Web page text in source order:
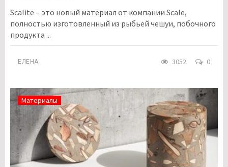
Scalite – это новый материал от компании Scale,
полностью изготовленный из рыбьей чешуи, побочного
продукта ...
ЕЛЕНА 3052 0
Материалы